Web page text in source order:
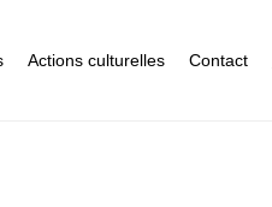
Actions culturelles Contact